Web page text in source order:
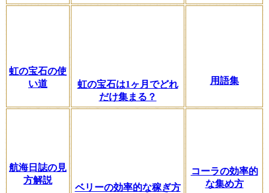
虹の宝石の使
い道
虹の宝石は1ヶ月でどれ
だけ集まる？
用語集
航海日誌の見
方解説
ベリーの効率的な稼ぎ方
コーラの効率的
な集め方